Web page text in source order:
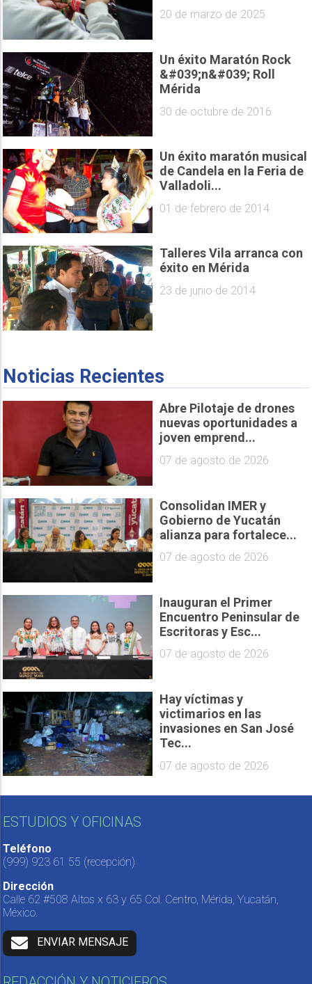
20 de marzo de 2025
Un éxito Maratón Rock
&#039;n&#039; Roll
Mérida
30 de octubre de 2016
Un éxito maratón musical
de Candela en la Feria de
Valladoli...
01 de febrero de 2014
Talleres Vila arranca con
éxito en Mérida
23 de junio de 2014
Noticias Recientes
Abre Pilotaje de drones
nuevas oportunidades a
joven emprend...
07 de agosto de 2026
Consolidan IMER y
Gobierno de Yucatán
alianza para fortalece...
07 de agosto de 2026
Inauguran el Primer
Encuentro Peninsular de
Escritoras y Esc...
07 de agosto de 2026
Hay víctimas y
victimarios en las
invasiones en San José
Tec...
07 de agosto de 2026
ESTUDIOS Y OFICINAS
Teléfono
(999) 923 61 55 (recepción)
Dirección
Calle 62 #508 Altos x 63 y 65 Col. Centro, Mérida, Yucatán,
México.
ENVIAR MENSAJE